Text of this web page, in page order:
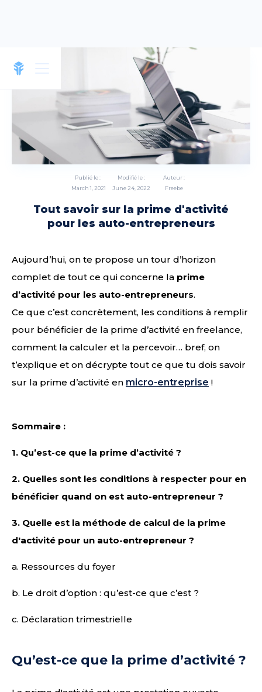
Publié le :
March 1, 2021
Modifié le :
June 24, 2022
Auteur :
Freebe
Tout savoir sur la prime d'activité
pour les auto-entrepreneurs
Aujourd’hui, on te propose un tour d’horizon
complet de tout ce qui concerne la prime
d’activité pour les auto-entrepreneurs.
Ce que c’est concrètement, les conditions à remplir
pour bénéficier de la prime d’activité en freelance,
comment la calculer et la percevoir… bref, on
t’explique et on décrypte tout ce que tu dois savoir
sur la prime d’activité en micro-entreprise !
Sommaire :
1. Qu’est-ce que la prime d’activité ?
2. Quelles sont les conditions à respecter pour en
bénéficier quand on est auto-entrepreneur ?
3. Quelle est la méthode de calcul de la prime
d'activité pour un auto-entrepreneur ?
a. Ressources du foyer
b. Le droit d’option : qu’est-ce que c’est ?
c. Déclaration trimestrielle
Qu’est-ce que la prime d’activité ?